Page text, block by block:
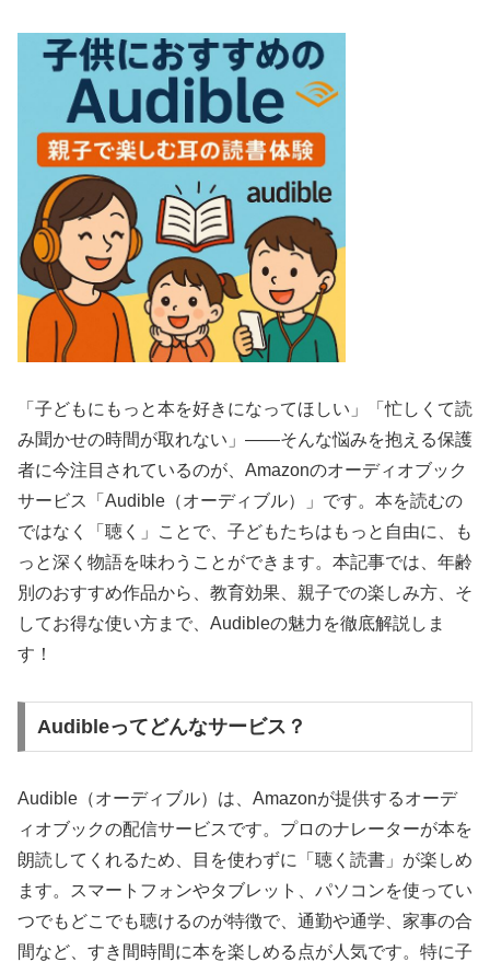
「子どもにもっと本を好きになってほしい」「忙しくて読
み聞かせの時間が取れない」——そんな悩みを抱える保護
者に今注目されているのが、Amazonのオーディオブック
サービス「Audible（オーディブル）」です。本を読むの
ではなく「聴く」ことで、子どもたちはもっと自由に、も
っと深く物語を味わうことができます。本記事では、年齢
別のおすすめ作品から、教育効果、親子での楽しみ方、そ
してお得な使い方まで、Audibleの魅力を徹底解説しま
す！
Audibleってどんなサービス？
Audible（オーディブル）は、Amazonが提供するオーデ
ィオブックの配信サービスです。プロのナレーターが本を
朗読してくれるため、目を使わずに「聴く読書」が楽しめ
ます。スマートフォンやタブレット、パソコンを使ってい
つでもどこでも聴けるのが特徴で、通勤や通学、家事の合
間など、すき間時間に本を楽しめる点が人気です。特に子